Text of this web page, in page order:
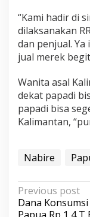
“Kami hadir di
dilaksanakan
dan penjual.
jual merek
Wanita asal
dekat papadi
papadi bisa
Kalimantan,
Nabire
P
o
Previous post
Dana Konsumsi